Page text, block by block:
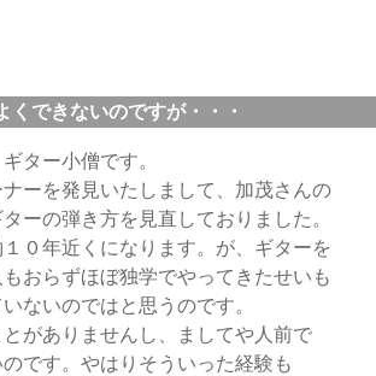
くできないのですが・・・
ター小僧です。
ーを発見いたしまして、加茂さんの
ーの弾き方を見直しておりました。
０年近くになります。が、ギターを
おらずほぼ独学でやってきたせいも
ないのではと思うのです。
がありませんし、ましてや人前で
です。やはりそういった経験も